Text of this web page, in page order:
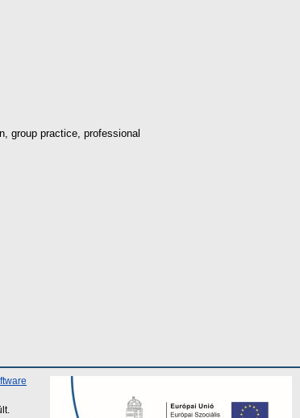
group practice, professional